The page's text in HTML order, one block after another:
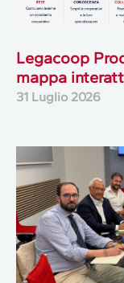
Legacoop
mappa
31 Luglio 2026